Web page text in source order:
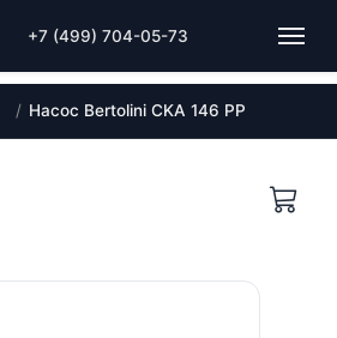
+7 (499) 704-05-73
Насос Bertolini CKA 146 PP